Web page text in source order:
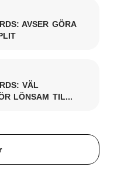
AVSER GÖRA
VÄL
LÖNSAM TIL...